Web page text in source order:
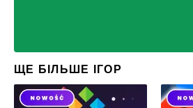
ЩЕ БІЛЬШЕ ІГОР